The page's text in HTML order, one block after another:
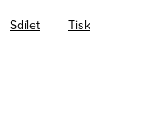
Tisk
Sdílet